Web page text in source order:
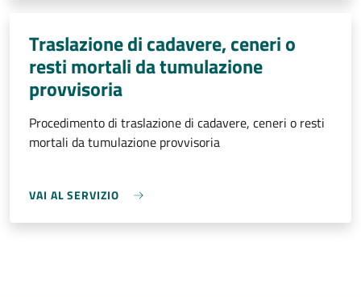
Traslazione di cadavere, ceneri o
resti mortali da tumulazione
provvisoria
Procedimento di traslazione di cadavere, ceneri o resti
mortali da tumulazione provvisoria
VAI AL SERVIZIO